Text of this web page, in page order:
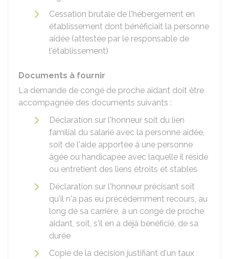
Cessation brutale de l'hébergement en
établissement dont bénéficiait la personne
aidée (attestée par le responsable de
l'établissement)
Documents à fournir
La demande de congé de proche aidant doit être
accompagnée des documents suivants :
Déclaration sur l'honneur soit du lien
familial du salarié avec la personne aidée,
soit de l'aide apportée à une personne
âgée ou handicapée avec laquelle il réside
ou entretient des liens étroits et stables
Déclaration sur l'honneur précisant soit
qu'il n'a pas eu précédemment recours, au
long de sa carrière, à un congé de proche
aidant, soit, s'il en a déjà bénéficié, de sa
durée
Copie de la décision justifiant d'un taux